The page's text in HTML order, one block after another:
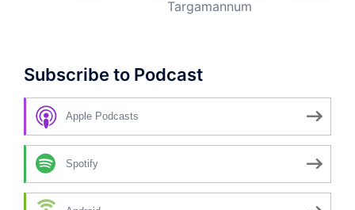
Targamannum
Subscribe to Podcast
Apple Podcasts
Spotify